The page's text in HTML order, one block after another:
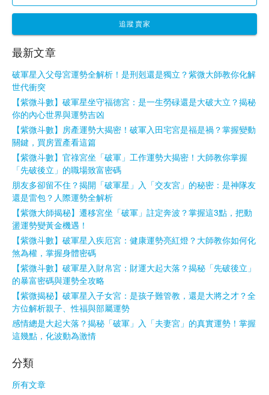
追蹤賣家
最新文章
破軍星入父母宮運勢全解析！是刑剋還是獨立？紫微大師教你化解
世代衝突
【紫微斗數】破軍星坐守福德宮：是一生勞碌還是大破大立？揭秘
你的內心世界與運勢吉凶
【紫微斗數】房產運勢大揭密！破軍入田宅宮是福是禍？掌握變動
關鍵，買房置產看這篇
【紫微斗數】官祿宮坐「破軍」工作運勢大揭密！大師教你掌握
「先破後立」的職場致富密碼
朋友多卻留不住？揭開「破軍星」入「交友宮」的秘密：是神隊友
還是雷包？人際運勢全解析
【紫微大師揭秘】遷移宮坐「破軍」註定奔波？掌握這3點，把動
盪運勢變黃金機遇！
【紫微斗數】破軍星入疾厄宮：健康運勢亮紅燈？大師教你如何化
煞為權，掌握身體密碼
【紫微斗數】破軍星入財帛宮：財運大起大落？揭秘「先破後立」
的暴富密碼與運勢全攻略
【紫微揭秘】破軍星入子女宮：是孩子難管教，還是大將之才？全
方位解析親子、性福與部屬運勢
感情總是大起大落？揭秘「破軍」入「夫妻宮」的真實運勢！掌握
這幾點，化波動為激情
分類
所有文章